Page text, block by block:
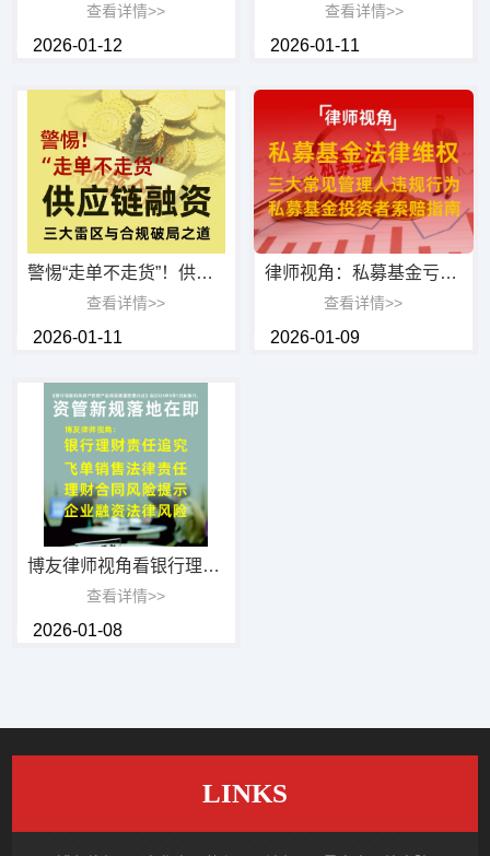
查看详情>>
2026-01-12
查看详情>>
2026-01-11
警惕“走单不走货”！供应链融资三大雷区与合规破局之道
查看详情>>
2026-01-11
律师视角：私募基金亏损后如何维权？三大常见管理人违规行为及投资者索赔指南！
查看详情>>
2026-01-09
博友律师视角看银行理财产品法律责任和理财合同风险、企业融资法律风险提示
查看详情>>
2026-01-08
LINKS